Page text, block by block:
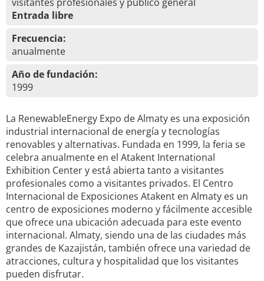
Entrada libre
Frecuencia:
anualmente
Año de fundación:
1999
La RenewableEnergy Expo de Almaty es una exposición
industrial internacional de energía y tecnologías
renovables y alternativas. Fundada en 1999, la feria se
celebra anualmente en el Atakent International
Exhibition Center y está abierta tanto a visitantes
profesionales como a visitantes privados. El Centro
Internacional de Exposiciones Atakent en Almaty es un
centro de exposiciones moderno y fácilmente accesible
que ofrece una ubicación adecuada para este evento
internacional. Almaty, siendo una de las ciudades más
grandes de Kazajistán, también ofrece una variedad de
atracciones, cultura y hospitalidad que los visitantes
pueden disfrutar.